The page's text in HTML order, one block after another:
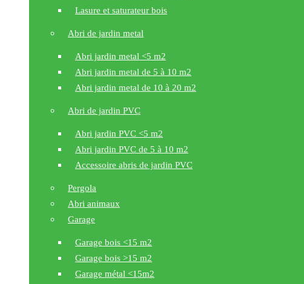
Lasure et saturateur bois
Abri de jardin metal
Abri jardin metal <5 m2
Abri jardin metal de 5 à 10 m2
Abri jardin metal de 10 à 20 m2
Abri de jardin PVC
Abri jardin PVC <5 m2
Abri jardin PVC de 5 à 10 m2
Accessoire abris de jardin PVC
Pergola
Abri animaux
Garage
Garage bois <15 m2
Garage bois >15 m2
Garage métal <15m2